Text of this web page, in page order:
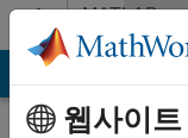
콘텐츠로 바로 가기
MATLAB
Answers
웹사이트